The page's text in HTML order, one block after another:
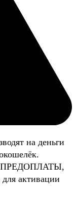
на деньги
ПРЕДОПЛАТЫ,
активации